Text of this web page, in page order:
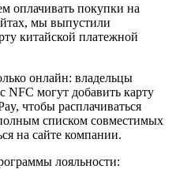
оплачивать покупки на
мы выпустили
китайской платежной
онлайн: владельцы
NFC могут добавить карту
чтобы расплачиваться
списком совместимых
на сайте компании.
лояльности: